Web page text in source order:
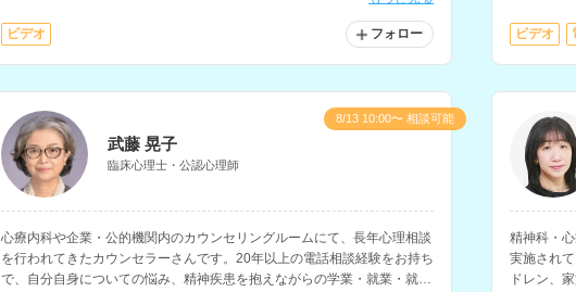
ビデオ フォロー ビデオ
武藤 晃子
臨床心理士・公認心理師
心療内科や企業・公的機関内のカウンセリングルームにて、長年心理相談
を行われてきたカウンセラーさんです。20年以上の電話相談経験をお持ち
で、自分自身についての悩み、精神疾患を抱えながらの学業・就業・就職
8/13 10:00〜 相談可能
精神科・
実施され
ドレン、